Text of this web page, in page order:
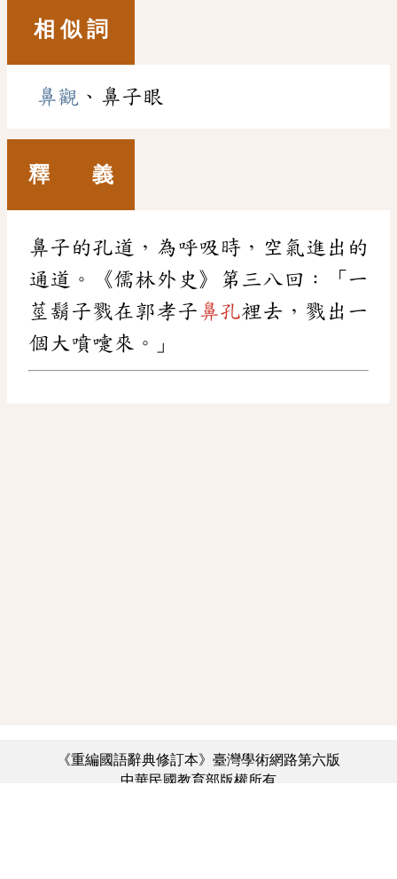
相 似 詞
鼻觀 、鼻子眼
釋 義
鼻子的孔道，為呼吸時，空氣進出的
通道。《儒林外史》第三八回：「一
莖鬍子戮在郭孝子鼻孔裡去，戮出一
個大噴嚏來。」
《重編國語辭典修訂本》臺灣學術網路第六版
中華民國教育部版權所有